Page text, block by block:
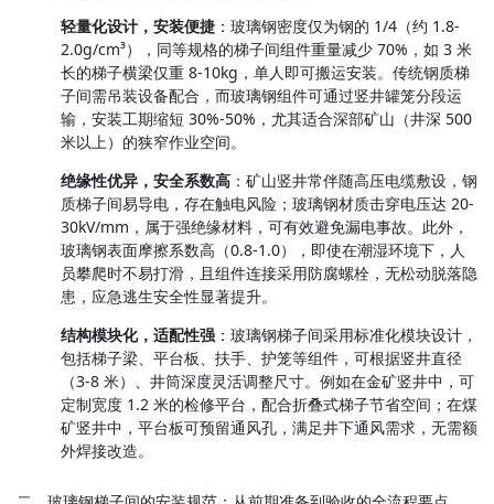
轻量化设计，安装便捷 ：玻璃钢密度仅为钢的 1/4（约 1.8-
2.0g/cm³），同等规格的梯子间组件重量减少 70%，如 3 米
长的梯子横梁仅重 8-10kg，单人即可搬运安装。传统钢质梯
子间需吊装设备配合，而玻璃钢组件可通过竖井罐笼分段运
输，安装工期缩短 30%-50%，尤其适合深部矿山（井深 500
米以上）的狭窄作业空间。
绝缘性优异，安全系数高 ：矿山竖井常伴随高压电缆敷设，钢
质梯子间易导电，存在触电风险；玻璃钢材质击穿电压达 20-
30kV/mm，属于强绝缘材料，可有效避免漏电事故。此外，
玻璃钢表面摩擦系数高（0.8-1.0），即使在潮湿环境下，人
员攀爬时不易打滑，且组件连接采用防腐螺栓，无松动脱落隐
患，应急逃生安全性显著提升。
结构模块化，适配性强 ：玻璃钢梯子间采用标准化模块设计，
包括梯子梁、平台板、扶手、护笼等组件，可根据竖井直径
（3-8 米）、井筒深度灵活调整尺寸。例如在金矿竖井中，可
定制宽度 1.2 米的检修平台，配合折叠式梯子节省空间；在煤
矿竖井中，平台板可预留通风孔，满足井下通风需求，无需额
外焊接改造。